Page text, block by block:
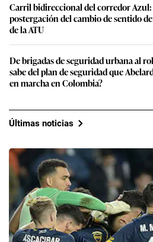
Carril bidireccional del corredor Azul:
postergación del cambio de sentido
de la ATU
De brigadas de seguridad urbana al
sabe del plan de seguridad que
en marcha en Colombia?
Últimas noticias